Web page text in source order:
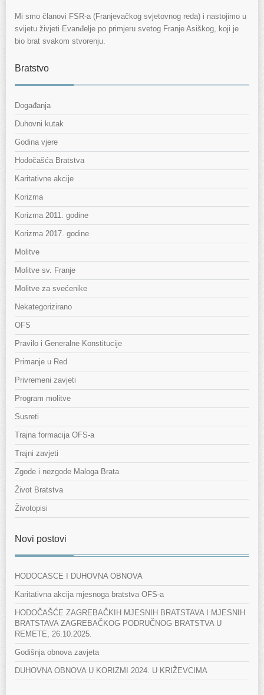
Mi smo članovi FSR-a (Franjevačkog svjetovnog reda) i nastojimo u
svijetu živjeti Evanđelje po primjeru svetog Franje Asiškog, koji je
bio brat svakom stvorenju.
Bratstvo
Događanja
Duhovni kutak
Godina vjere
Hodočašća Bratstva
Karitativne akcije
Korizma
Korizma 2011. godine
Korizma 2017. godine
Molitve
Molitve sv. Franje
Molitve za svećenike
Nekategorizirano
OFS
Pravilo i Generalne Konstitucije
Primanje u Red
Privremeni zavjeti
Program molitve
Susreti
Trajna formacija OFS-a
Trajni zavjeti
Zgode i nezgode Maloga Brata
Život Bratstva
Životopisi
Novi postovi
HODOCASCE I DUHOVNA OBNOVA
Karitativna akcija mjesnoga bratstva OFS-a
HODOČAŠĆE ZAGREBAČKIH MJESNIH BRATSTAVA I MJESNIH
BRATSTAVA ZAGREBAČKOG PODRUČNOG BRATSTVA U
REMETE, 26.10.2025.
Godišnja obnova zavjeta
DUHOVNA OBNOVA U KORIZMI 2024. U KRIŽEVCIMA